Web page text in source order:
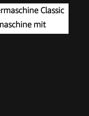
mit
Milch-
schwarz, KA
Classic
mit